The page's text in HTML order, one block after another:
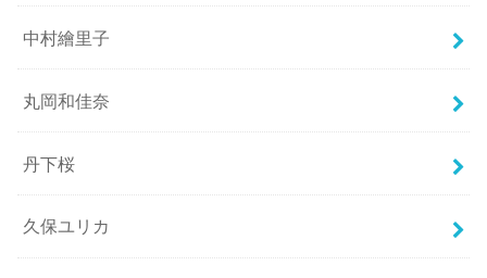
中村繪里子
丸岡和佳奈
丹下桜
久保ユリカ